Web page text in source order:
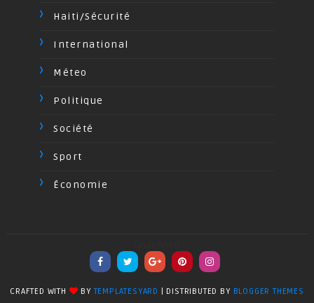
Haiti/Sécurité
International
Méteo
Politique
Société
Sport
Économie
CRAFTED WITH BYTEMPLATESYARD | DISTRIBUTED BY BLOGGER THEMES